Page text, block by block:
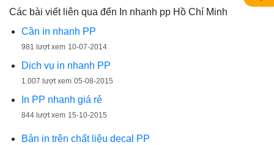
Các bài viết liên qua đến In nhanh pp Hồ Chí Minh
Cần in nhanh PP
981 lượt xem 10-07-2014
Dịch vụ in nhanh PP
1.007 lượt xem 05-08-2015
In PP nhanh giá rẻ
844 lượt xem 15-10-2015
Bản in trên chất liệu decal PP